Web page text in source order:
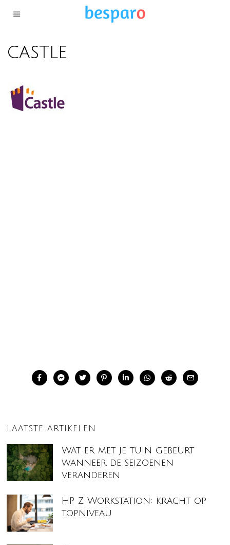
castle
LAATSTE ARTIKELEN
Wat er met je tuin gebeurt
wanneer de seizoenen
veranderen
HP Z Workstation: kracht op
topniveau